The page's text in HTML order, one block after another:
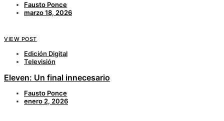
Fausto Ponce
marzo 18, 2026
VIEW POST
Edición Digital
Televisión
Eleven: Un final innecesario
Fausto Ponce
enero 2, 2026